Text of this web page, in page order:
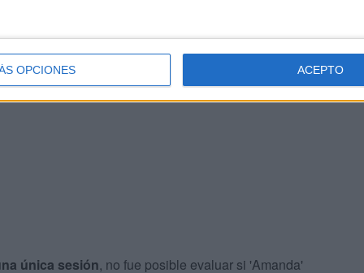
OPCIONES ACEPTO
quienes hablaron con 'Amanda' como quienes
en la satisfacción con la relación y en su propio
después de la intervención.
única sesión, no fue posible evaluar si 'Amanda'